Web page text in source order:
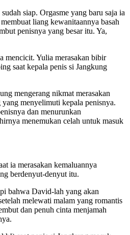
siap. Orgasme yang baru saja ia
liang kewanitaannya basah
penisnya yang besar itu. Ya,
mencicit. Yulia merasakan bibir
saat kepala penis si Jangkung
mengerang nikmat merasakan
menyelimuti kepala penisnya.
dan menurunkan
menemukan celah untuk masuk
ia merasakan kemaluannya
berdenyut-denyut itu.
bahwa David-lah yang akan
melewati malam yang romantis
dan penuh cinta menjamah